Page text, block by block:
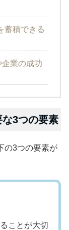
蓄積できる
業の成功
3つの要素
の3つの要素が
ことが大切